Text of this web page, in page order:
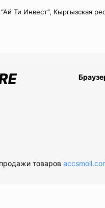
Ти Инвест”, Кыргызская
товаров